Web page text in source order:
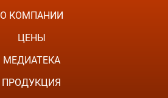
О КОМПАНИИ
ЦЕНЫ
МЕДИАТЕКА
ПРОДУКЦИЯ